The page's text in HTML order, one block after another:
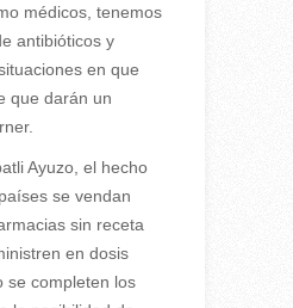
médicos, tenemos
antibióticos y
en que
que darán un
Ayuzo, el hecho
se vendan
sin receta
en dosis
se completen los